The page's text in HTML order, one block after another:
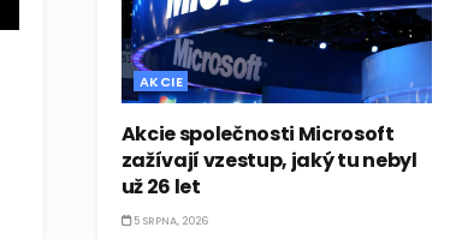
AKCIE
Akcie společnosti Microsoft
zažívají vzestup, jaký tu nebyl
už 26 let
5 SRPNA, 2026